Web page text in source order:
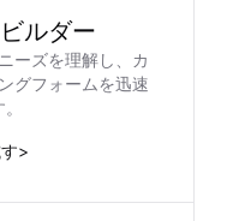
ルダー
ーズを理解し、カ
グフォームを迅速
>